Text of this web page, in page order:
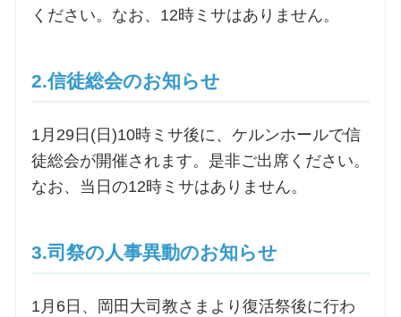
三田助祭の講座
オルガンメディテーション
お問合せ
交通・アクセス
ください。なお、12時ミサはありません。
2.信徒総会のお知らせ
1月29日(日)10時ミサ後に、ケルンホールで信
徒総会が開催されます。是非ご出席ください。
なお、当日の12時ミサはありません。
3.司祭の人事異動のお知らせ
1月6日、岡田大司教さまより復活祭後に行わ